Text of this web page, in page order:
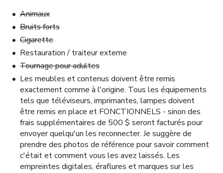
Animaux
Bruits forts
Cigarette
Restauration / traiteur externe
Tournage pour adultes
Les meubles et contenus doivent être remis
exactement comme à l'origine. Tous les équipements
tels que téléviseurs, imprimantes, lampes doivent
être remis en place et FONCTIONNELS - sinon des
frais supplémentaires de 500 $ seront facturés pour
envoyer quelqu'un les reconnecter. Je suggère de
prendre des photos de référence pour savoir comment
c'était et comment vous les avez laissés. Les
empreintes digitales, éraflures et marques sur les